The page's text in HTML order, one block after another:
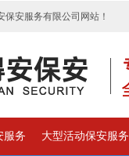
安服务有限公司网站！
服务 大型活动保安服务